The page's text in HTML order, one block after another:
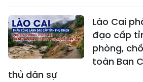
Lào Cai
đạo cấp
phòng,
toàn Ban
thủ dân sự